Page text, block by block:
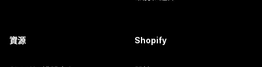
資源 Shopify